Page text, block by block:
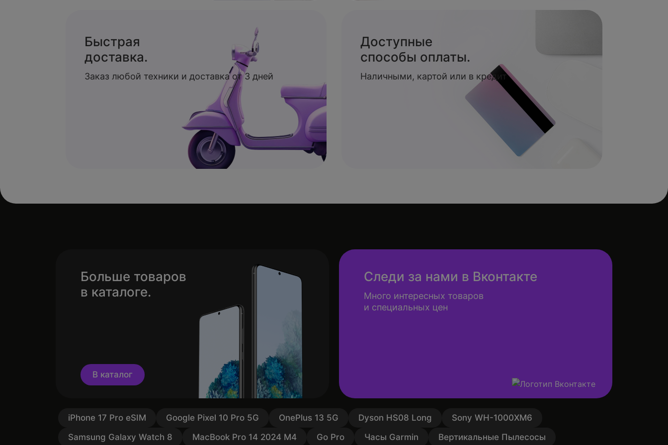
Быстрая
доставка.
Заказ любой техники и доставка от 3 дней
Доступные
способы оплаты.
Наличными, картой или в кредит
Больше товаров
в каталоге.
В каталог
Следи за нами в Вконтакте
Много интересных товаров
и специальных цен
iPhone 17 Pro eSIM Google Pixel 10 Pro 5G OnePlus 13 5G Dyson HS08 Long
Sony WH-1000XM6
Samsung Galaxy Watch 8
MacBook Pro 14 2024 M4 Go Pro Часы Garmin Вертикальные Пылесосы